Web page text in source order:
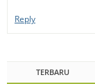
Reply
TERBARU